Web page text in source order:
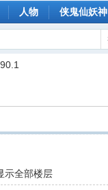
人物 侠鬼仙妖神
示全部楼层